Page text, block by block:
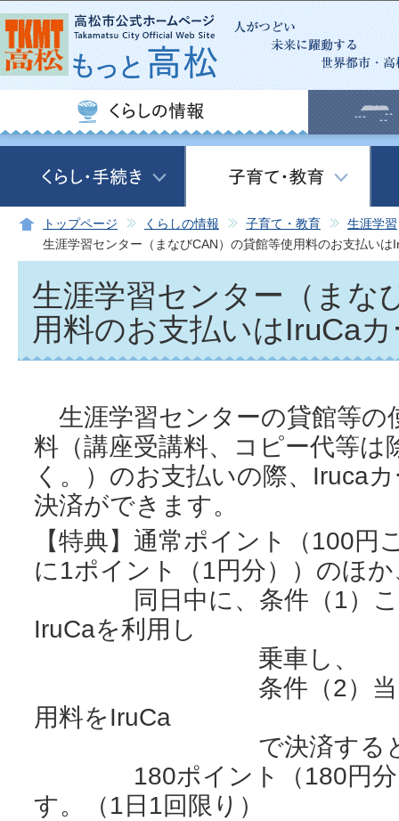
この
トップページ くらしの情報 子育て・教育
生涯学習
生涯学習センター（まなびCAN）の貸館等使用料のお支払いは
生涯学習センター（まな
用料のお支払いはIruCa
生涯学習センターの貸館等の
料（講座受講料、コピー代等は
く。）のお支払いの際、Iruca
決済ができます。
【特典】通常ポイント（100円
に1ポイント（1円分））のほか
同日中に、条件（1）こ
IruCaを利用し
乗車し、
条件（2）当日、生
用料をIruCa
で決済すると
180ポイント（180円分）
す。（1日1回限り）